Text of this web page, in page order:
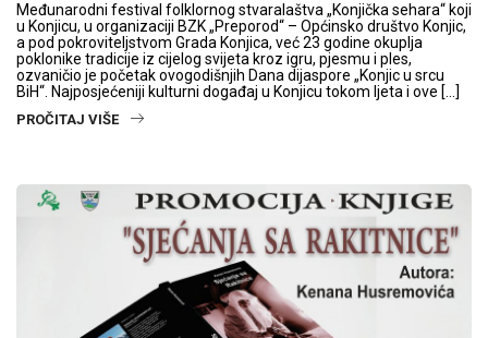
Međunarodni festival folklornog stvaralaštva „Konjička sehara“ koji
u Konjicu, u organizaciji BZK „Preporod“ – Općinsko društvo Konjic,
a pod pokroviteljstvom Grada Konjica, već 23 godine okuplja
poklonike tradicije iz cijelog svijeta kroz igru, pjesmu i ples,
ozvaničio je početak ovogodišnjih Dana dijaspore „Konjic u srcu
BiH“. Najposjećeniji kulturni događaj u Konjicu tokom ljeta i ove […]
PROČITAJ VIŠE